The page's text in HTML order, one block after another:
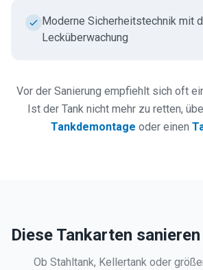
Moderne Sicherheitstechnik mit
Lecküberwachung
Vor der Sanierung empfiehlt sich oft
Ist der Tank nicht mehr zu retten,
Tankdemontage oder einen
Diese Tankarten
Ob Stahltank, Kellertank oder